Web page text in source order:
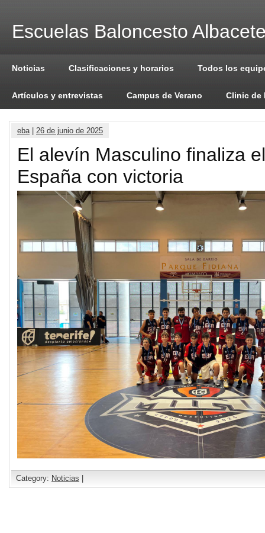
Escuelas Baloncesto
Noticias Clasificaciones y horarios Todos los
Artículos y entrevistas Campus de Verano Clinic de
eba| 26 de junio de 2025
El alevín Masculino finaliza
España con victoria
Category: Noticias |